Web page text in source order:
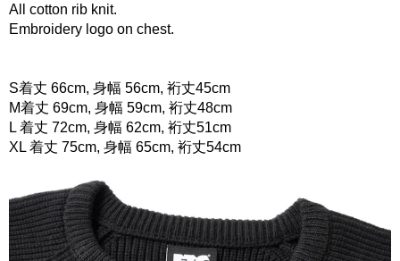
All cotton rib knit.
Embroidery logo on chest.
S着丈 66cm, 身幅 56cm, 裄丈45cm
M着丈 69cm, 身幅 59cm, 裄丈48cm
L 着丈 72cm, 身幅 62cm, 裄丈51cm
XL 着丈 75cm, 身幅 65cm, 裄丈54cm